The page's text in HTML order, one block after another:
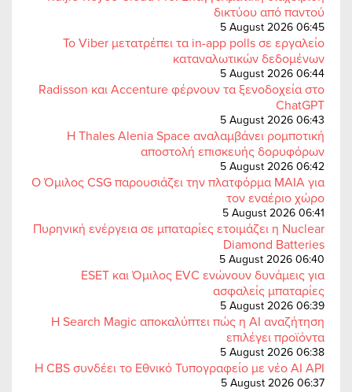
δικτύου από παντού
5 August 2026 06:45
Το Viber μετατρέπει τα in-app polls σε εργαλείο
καταναλωτικών δεδομένων
5 August 2026 06:44
Radisson και Accenture φέρνουν τα ξενοδοχεία στο
ChatGPT
5 August 2026 06:43
Η Thales Alenia Space αναλαμβάνει ρομποτική
αποστολή επισκευής δορυφόρων
5 August 2026 06:42
Ο Όμιλος CSG παρουσιάζει την πλατφόρμα MAIA για
τον εναέριο χώρο
5 August 2026 06:41
Πυρηνική ενέργεια σε μπαταρίες ετοιμάζει η Nuclear
Diamond Batteries
5 August 2026 06:40
ESET και Όμιλος EVC ενώνουν δυνάμεις για
ασφαλείς μπαταρίες
5 August 2026 06:39
Η Search Magic αποκαλύπτει πώς η AI αναζήτηση
επιλέγει προϊόντα
5 August 2026 06:38
Η CBS συνδέει το Εθνικό Τυπογραφείο με νέο AI API
5 August 2026 06:37